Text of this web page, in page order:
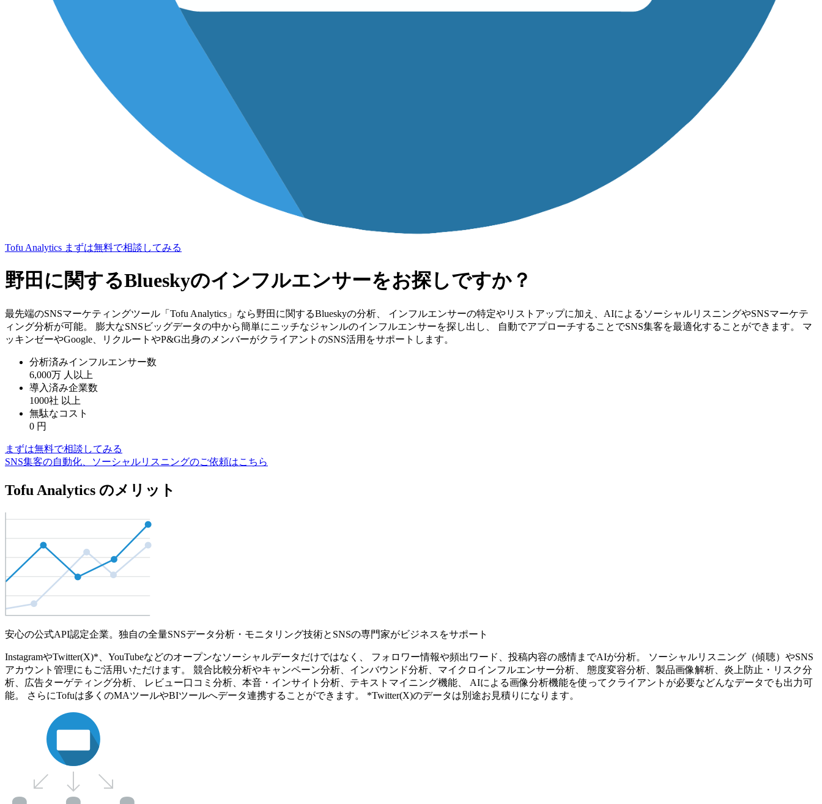
Tofu Analytics まずは無料で相談してみる
野田に関するBlueskyのインフルエンサーをお探しですか？
最先端のSNSマーケティングツール「Tofu Analytics」なら野田に関するBlueskyの分析、 インフルエンサーの特定やリストアップに加え、AIによるソーシャルリスニングやSNSマーケテ
ィング分析が可能。 膨大なSNSビッグデータの中から簡単にニッチなジャンルのインフルエンサーを探し出し、 自動でアプローチすることでSNS集客を最適化することができます。 マ
ッキンゼーやGoogle、リクルートやP&G出身のメンバーがクライアントのSNS活用をサポートします。
分析済みインフルエンサー数
6,000万 人以上
導入済み企業数
1000社 以上
無駄なコスト
0 円
まずは無料で相談してみる
SNS集客の自動化、ソーシャルリスニングのご依頼はこちら
Tofu Analytics のメリット
安心の公式API認定企業。独自の全量SNSデータ分析・モニタリング技術とSNSの専門家がビジネスをサポート
InstagramやTwitter(X)*、YouTubeなどのオープンなソーシャルデータだけではなく、 フォロワー情報や頻出ワード、投稿内容の感情までAIが分析。 ソーシャルリスニング（傾聴）やSNS
アカウント管理にもご活用いただけます。 競合比較分析やキャンペーン分析、インバウンド分析、マイクロインフルエンサー分析、 態度変容分析、製品画像解析、炎上防止・リスク分
析、広告ターゲティング分析、 レビュー口コミ分析、本音・インサイト分析、テキストマイニング機能、 AIによる画像分析機能を使ってクライアントが必要などんなデータでも出力可
能。 さらにTofuは多くのMAツールやBIツールへデータ連携することができます。 *Twitter(X)のデータは別途お見積りになります。